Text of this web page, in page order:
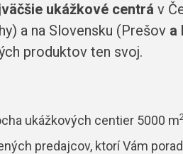
ukážkové centrá v
a na Slovensku (Prešov a
produktov ten svoj.
ukážkových centier 5000 m
predajcov, ktorí Vám